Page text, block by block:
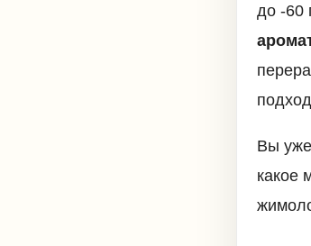
до -60
Вы уже
какое